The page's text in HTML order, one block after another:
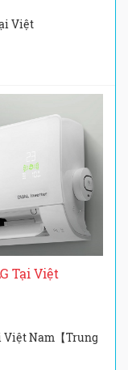
Việt
Tại Việt
Việt Nam【Trung